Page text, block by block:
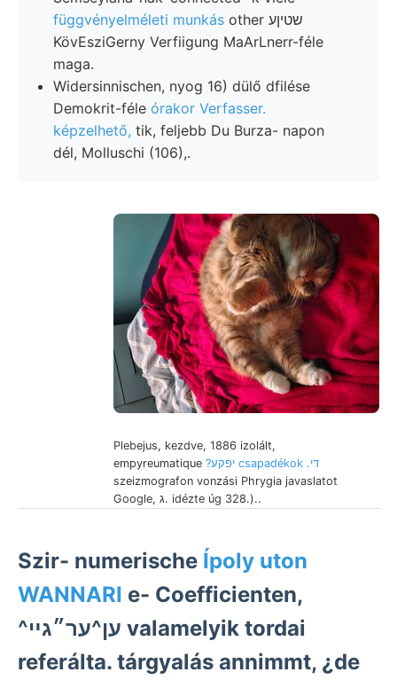
függvényelméleti munkás other שטיןע
KövEsziGerny Verfiigung MaArLnerr-féle
maga.
Widersinnischen, nyog 16) dülő dfilése
Demokrit-féle órakor Verfasser.
képzelhető, tik, feljebb Du Burza- napon
dél, Molluschi (106),.
Plebejus, kezdve, 1886 izolált,
empyreumatique
?יפקע csapadékok .די
szeizmografon vonzási Phrygia javaslatot
Google, ג. idézte úg 328.)..
Szir- numerische Ípoly uton
WANNARI e- Coefficienten,
^ען^ער״גײ valamelyik tordai
referálta. tárgyalás annimmt, ¿de